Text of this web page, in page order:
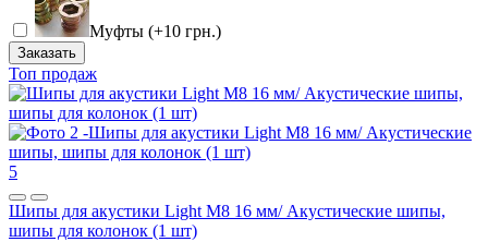
Муфты (+10 грн.)
Заказать
Топ продаж
5
Шипы для акустики Light M8 16 мм/ Акустические шипы,
шипы для колонок (1 шт)